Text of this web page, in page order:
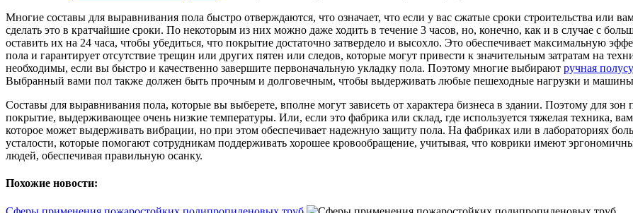
Многие составы для выравнивания пола быстро отверждаются, что означает, что если у вас сжатые сроки строительства или
сделать это в кратчайшие сроки. По некоторым из них можно даже ходить в течение 3 часов, но, конечно, как и в случае с
оставить их на 24 часа, чтобы убедиться, что покрытие достаточно затвердело и высохло. Это обеспечивает максимальную
пола и гарантирует отсутствие трещин или других пятен или следов, которые могут привести к значительным затратам на
необходимы, если вы быстро и качественно завершите первоначальную укладку пола. Поэтому многие выбирают ручная
Выбранный вами пол также должен быть прочным и долговечным, чтобы выдерживать любые пешеходные нагрузки и
Составы для выравнивания пола, которые вы выберете, вполне могут зависеть от характера бизнеса в здании. Поэтому для
покрытие, выдерживающее очень низкие температуры. Или, если это фабрика или склад, где используется тяжелая техника,
которое может выдерживать вибрации, но при этом обеспечивает надежную защиту пола. На фабриках или в лабораториях
усталости, которые помогают сотрудникам поддерживать хорошее кровообращение, учитывая, что коврики имеют
людей, обеспечивая правильную осанку.
Похожие новости: